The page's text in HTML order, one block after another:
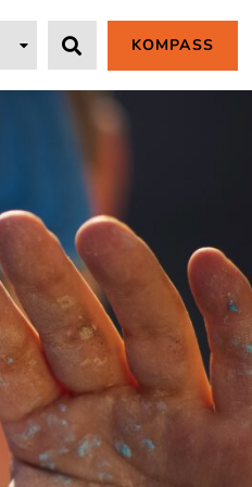
KOMPASS